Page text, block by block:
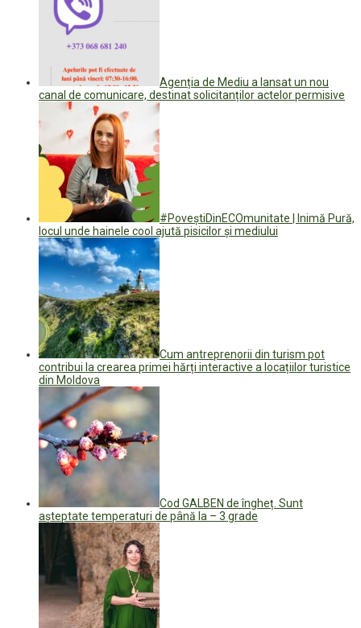
Agenția de Mediu a lansat un nou
canal de comunicare, destinat solicitanților actelor permisive
#PoveștiDinECOmunitate | Inimă Pură,
locul unde hainele cool ajută pisicilor și mediului
Cum antreprenorii din turism pot
contribui la crearea primei hărți interactive a locațiilor turistice
din Moldova
Cod GALBEN de îngheț. Sunt
așteptate temperaturi de până la – 3 grade